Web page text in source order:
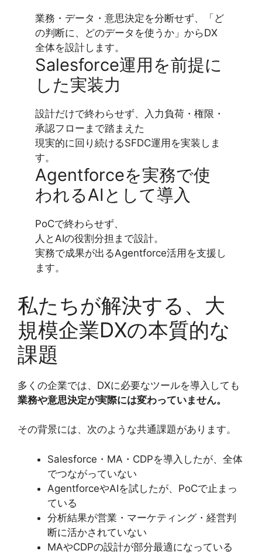
業務・データ・意思決定を分断せず、「ど
の判断に、どのデータを使うか」からDX
全体を設計します。
Salesforce運用を前提に
した実装力
設計だけで終わらせず、入力負荷・権限・
承認フローまで踏まえた
現実的に回り続けるSFDC運用を実装しま
す。
Agentforceを実務で使
われるAIとして導入
PoCで終わらせず、
人とAIの役割分担まで設計。
実務で成果が出るAgentforce活用を支援し
ます。
私たちが解決する、大
規模企業DXの本質的な
課題
多くの企業では、DXに必要なツールを導入しても
業務や意思決定が実際には変わっていません。
その背景には、次のような共通課題があります。
Salesforce・MA・CDPを導入したが、全体
でつながっていない
AgentforceやAIを試したが、PoCで止まっ
ている
分析結果が営業・マーケティング・経営判
断に活かされていない
MAやCDPの設計が部分最適になっている